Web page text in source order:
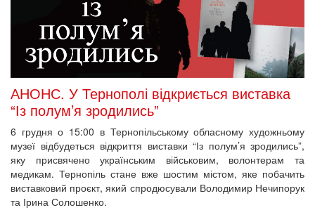
АНОНС. У Тернополі відкриється виставка
“Із полум’я зродились”
6 грудня о 15:00 в Тернопільському обласному художньому
музеї відбудеться відкриття виставки “Із полум’я зродились”,
яку присвячено українським військовим, волонтерам та
медикам. Тернопіль стане вже шостим містом, яке побачить
виставковий проєкт, який спродюсували Володимир Нечипорук
та Ірина Солошенко.